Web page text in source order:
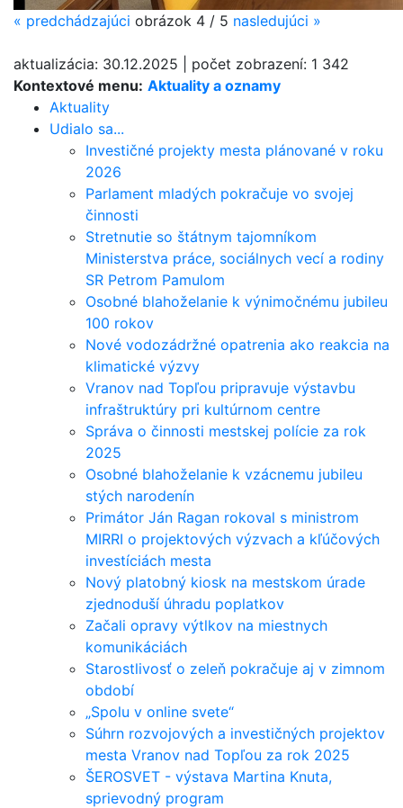
Kontextové menu: Aktuality a oznamy
Aktuality
Udialo sa...
Investičné projekty mesta plánované v roku
2026
Parlament mladých pokračuje vo svojej
činnosti
Stretnutie so štátnym tajomníkom
Ministerstva práce, sociálnych vecí a rodiny
SR Petrom Pamulom
Osobné blahoželanie k výnimočnému jubileu
100 rokov
Nové vodozádržné opatrenia ako reakcia na
klimatické výzvy
Vranov nad Topľou pripravuje výstavbu
infraštruktúry pri kultúrnom centre
Správa o činnosti mestskej polície za rok
2025
Osobné blahoželanie k vzácnemu jubileu
stých narodenín
Primátor Ján Ragan rokoval s ministrom
MIRRI o projektových výzvach a kľúčových
investíciách mesta
Nový platobný kiosk na mestskom úrade
zjednoduší úhradu poplatkov
Začali opravy výtlkov na miestnych
komunikáciách
Starostlivosť o zeleň pokračuje aj v zimnom
období
„Spolu v online svete“
Súhrn rozvojových a investičných projektov
mesta Vranov nad Topľou za rok 2025
ŠEROSVET - výstava Martina Knuta,
sprievodný program
« predchádzajúci obrázok 4 / 5 nasledujúci »
aktualizácia: 30.12.2025 počet zobrazení: 1 342